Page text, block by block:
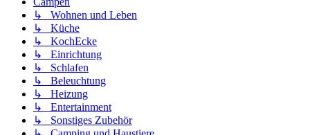
↳ Wohnen und Leben
↳ Küche
↳ KochEcke
↳ Einrichtung
↳ Schlafen
↳ Beleuchtung
↳ Heizung
↳ Entertainment
↳ Sonstiges Zubehör